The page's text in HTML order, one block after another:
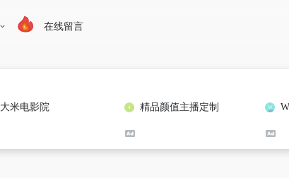
在线留言
大米电影院 精品颜值主播定制